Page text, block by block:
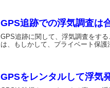
2018.1.5
すごく丁
2017.12.29
2018.1.29
店舗がある
す！
推奨取付
2018.3.15
自動検索
GPS追跡での浮気調査は
GPS追跡に関して、浮気調査をす
は、もしかして、プライベート保護
GPSをレンタルして浮気